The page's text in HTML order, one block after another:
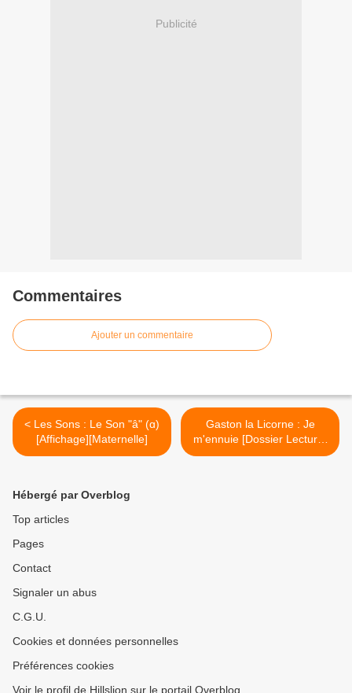
Publicité
Commentaires
Ajouter un commentaire
< Les Sons : Le Son "â" (ɑ)
[Affichage][Maternelle]
Gaston la Licorne : Je
m'ennuie [Dossier Lecture]
[Émotions][Maternelle][CP]
Hébergé par Overblog
Top articles
Pages
Contact
Signaler un abus
C.G.U.
Cookies et données personnelles
Préférences cookies
Voir le profil de Hillslion sur le portail Overblog